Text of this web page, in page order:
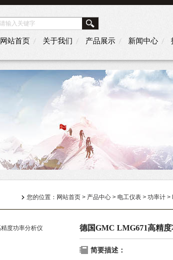
网站首页 关于我们 产品展示 新闻中心
您的位置： 网站首页 > 产品中心 > 电工仪表 > 功率计 >
德国GMC LMG671高精
简要描述：